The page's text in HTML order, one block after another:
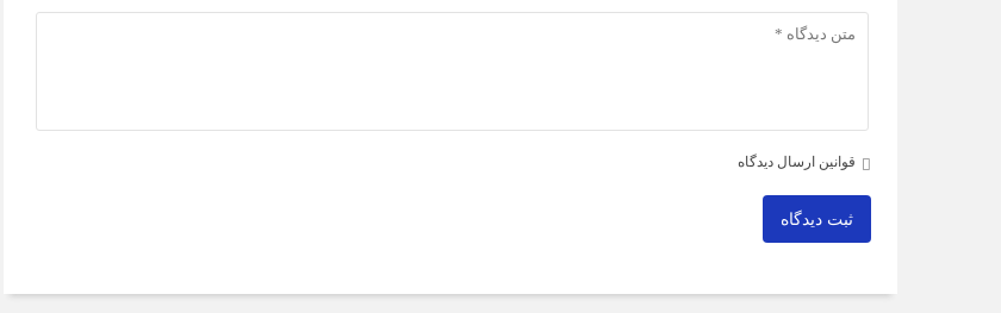
قوانین ارسال دیدگاه
ثبت دیدگاه